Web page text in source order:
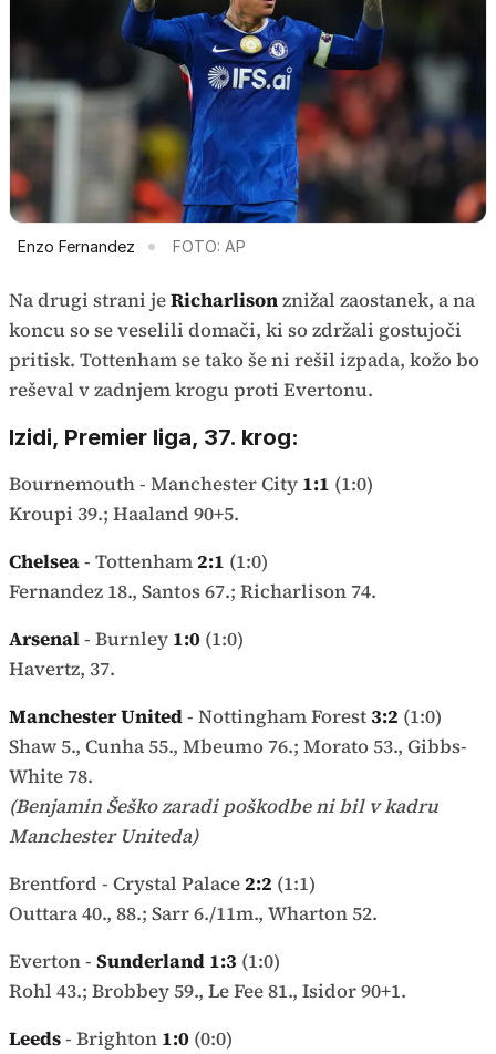
Enzo Fernandez FOTO: AP
Na drugi strani jeRicharlisonznižal zaostanek, a na
koncu so se veselili domači, ki so zdržali gostujoči
pritisk. Tottenham se tako še ni rešil izpada, kožo bo
reševal v zadnjem krogu proti Evertonu.
Izidi, Premier liga, 37. krog:
Bournemouth - Manchester City 1:1 (1:0)
Kroupi 39.; Haaland 90+5.
Chelsea- Tottenham 2:1 (1:0)
Fernandez 18., Santos 67.; Richarlison 74.
Arsenal- Burnley 1:0 (1:0)
Havertz, 37.
Manchester United- Nottingham Forest3:2 (1:0)
Shaw 5., Cunha 55., Mbeumo 76.; Morato 53., Gibbs-
White 78.
(Benjamin Šeško zaradi poškodbe ni bil v kadru
Manchester Uniteda)
Brentford - Crystal Palace 2:2 (1:1)
Outtara 40., 88.; Sarr 6./11m., Wharton 52.
Everton - Sunderland 1:3 (1:0)
Rohl 43.; Brobbey 59., Le Fee 81., Isidor 90+1.
Leeds- Brighton 1:0 (0:0)